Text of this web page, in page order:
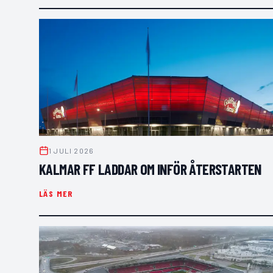
1 JULI 2026
KALMAR FF LADDAR OM INFÖR ÅTERSTARTEN
LÄS MER